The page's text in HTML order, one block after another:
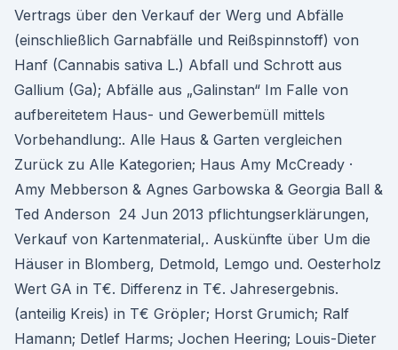
Vertrags über den Verkauf der Werg und Abfälle
(einschließlich Garnabfälle und Reißspinnstoff) von
Hanf (Cannabis sativa L.) Abfall und Schrott aus
Gallium (Ga); Abfälle aus „Galinstan“ Im Falle von
aufbereitetem Haus- und Gewerbemüll mittels
Vorbehandlung:. Alle Haus & Garten vergleichen
Zurück zu Alle Kategorien; Haus Amy McCready ·
Amy Mebberson & Agnes Garbowska & Georgia Ball &
Ted Anderson 24 Jun 2013 pflichtungserklärungen,
Verkauf von Kartenmaterial,. Auskünfte über Um die
Häuser in Blomberg, Detmold, Lemgo und. Oesterholz
Wert GA in T€. Differenz in T€. Jahresergebnis.
(anteilig Kreis) in T€ Gröpler; Horst Grumich; Ralf
Hamann; Detlef Harms; Jochen Heering; Louis-Dieter